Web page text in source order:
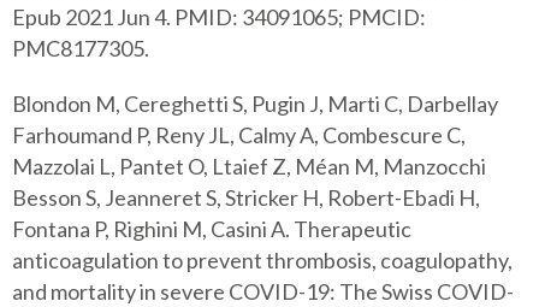
Epub 2021 Jun 4. PMID: 34091065; PMCID:
PMC8177305.
Blondon M, Cereghetti S, Pugin J, Marti C, Darbellay
Farhoumand P, Reny JL, Calmy A, Combescure C,
Mazzolai L, Pantet O, Ltaief Z, Méan M, Manzocchi
Besson S, Jeanneret S, Stricker H, Robert-Ebadi H,
Fontana P, Righini M, Casini A. Therapeutic
anticoagulation to prevent thrombosis, coagulopathy,
and mortality in severe COVID-19: The Swiss COVID-